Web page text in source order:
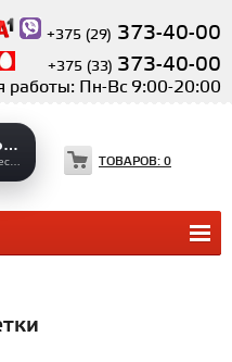
+375 (29) 373-40-00
+375 (33) 373-40-00
работы: Пн-Вс 9:00-20:00
Открыть 3D проекты
ТОВАРОВ: 0